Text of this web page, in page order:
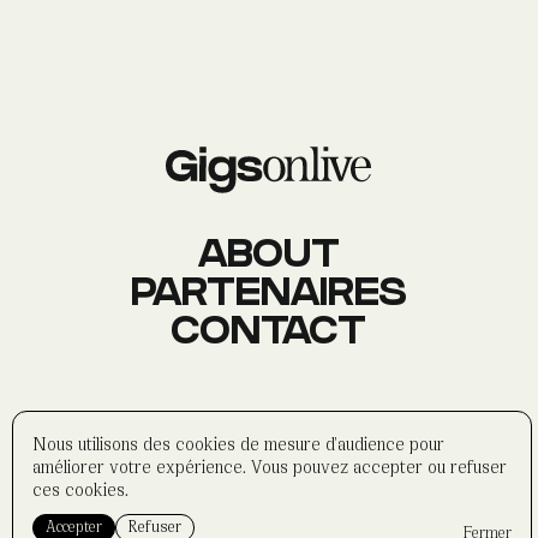
À PROPOS
CONTACT
Formulaire Partenaires
ABOUT
PARTENAIRES
CONTACT
Politique de confidentialité
Mentions légales
Nous utilisons des cookies de mesure d'audience pour
améliorer votre expérience. Vous pouvez accepter ou refuser
ces cookies.
Accepter Refuser Fermer